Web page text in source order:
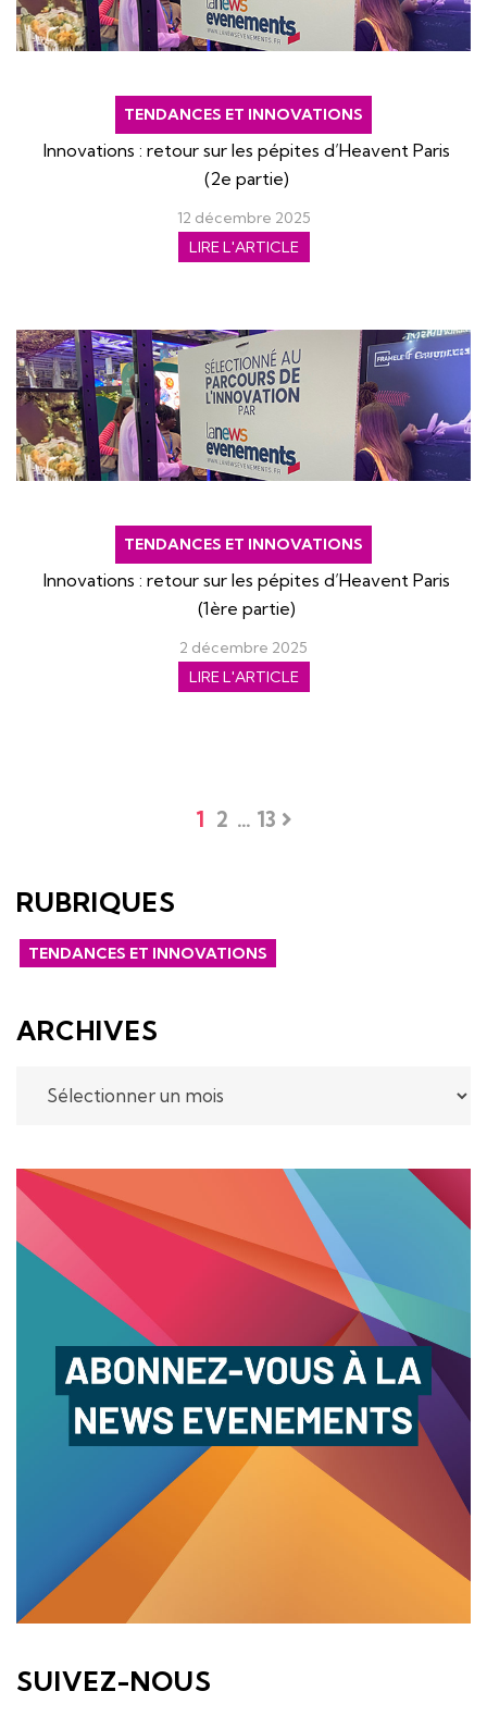
TENDANCES ET INNOVATIONS
Innovations : retour sur les pépites d’Heavent Paris
(2e partie)
12 décembre 2025
LIRE L'ARTICLE
TENDANCES ET INNOVATIONS
Innovations : retour sur les pépites d’Heavent Paris
(1ère partie)
2 décembre 2025
LIRE L'ARTICLE
1 2 … 13
RUBRIQUES
TENDANCES ET INNOVATIONS
ARCHIVES
SUIVEZ-NOUS